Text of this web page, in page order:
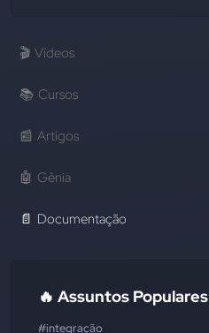
🎬 Vídeos
📚 Cursos
📰 Artigos
🤖 Gênia
📄 Documentação
🔥 Assuntos Populares
#integração